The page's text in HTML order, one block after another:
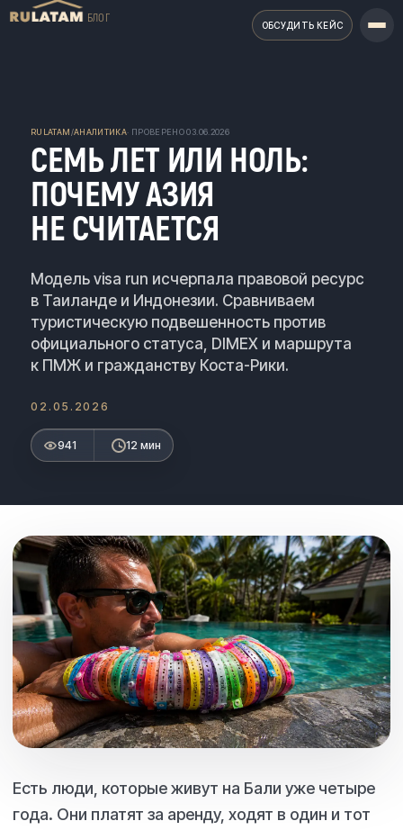
БЛОГ ОБСУДИТЬ КЕЙС
RULATAM/АНАЛИТИКА· ПРОВЕРЕНО03.06.2026
СЕМЬ ЛЕТ ИЛИ НОЛЬ:
ПОЧЕМУ АЗИЯ
НЕ СЧИТАЕТСЯ
Модель visa run исчерпала правовой ресурс
в Таиланде и Индонезии. Сравниваем
туристическую подвешенность против
официального статуса, DIMEX и маршрута
к ПМЖ и гражданству Коста-Рики.
02.05.2026
941 12 мин
Есть люди, которые живут на Бали уже четыре
года. Они платят за аренду, ходят в один и тот